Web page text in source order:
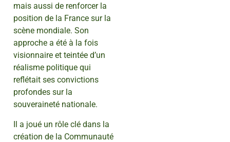
mais aussi de renforcer la
position de la France sur la
scène mondiale. Son
approche a été à la fois
visionnaire et teintée d’un
réalisme politique qui
reflétait ses convictions
profondes sur la
souveraineté nationale.
Il a joué un rôle clé dans la
création de la Communauté